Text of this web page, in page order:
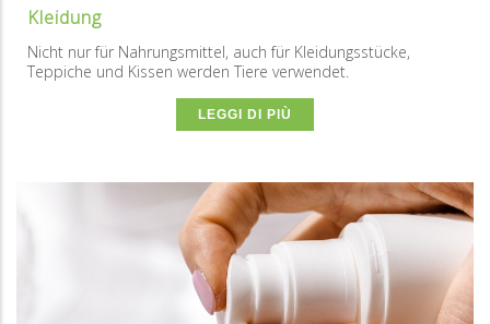
Kleidung
Nicht nur für Nahrungsmittel, auch für Kleidungsstücke,
Teppiche und Kissen werden Tiere verwendet.
LEGGI DI PIÙ